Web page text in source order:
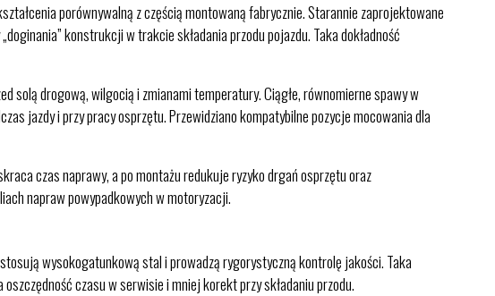
porównywalną z częścią montowaną fabrycznie. Starannie zaprojektowane
konstrukcji w trakcie składania przodu pojazdu. Taka dokładność
solą drogową, wilgocią i zmianami temperatury. Ciągłe, równomierne spawy w
jazdy i przy pracy osprzętu. Przewidziano kompatybilne pozycje mocowania dla
czas naprawy, a po montażu redukuje ryzyko drgań osprzętu oraz
napraw powypadkowych w motoryzacji.
wysokogatunkową stal i prowadzą rygorystyczną kontrolę jakości. Taka
czasu w serwisie i mniej korekt przy składaniu przodu.